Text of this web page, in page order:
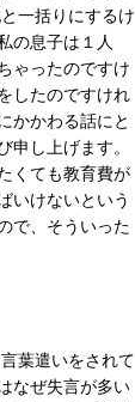
一括りにするけ
の息子は１人
ゃったのですけ
したのですけれ
かかわる話にと
し上げます。
くても教育費が
いけないという
で、そういった
葉遣いをされて
なぜ失言が多い